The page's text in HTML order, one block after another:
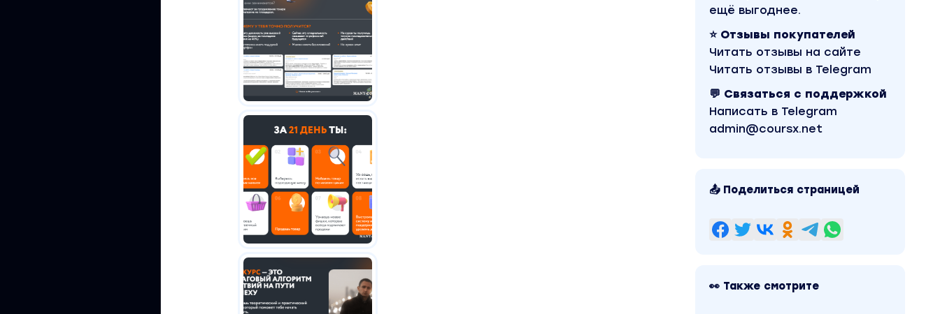
ещё выгоднее.
⭐ Отзывы покупателей
Читать отзывы на сайте
Читать отзывы в Telegram
💬 Связаться с поддержкой
Написать в Telegram
admin@coursx.net
📤 Поделиться страницей
👀 Также смотрите